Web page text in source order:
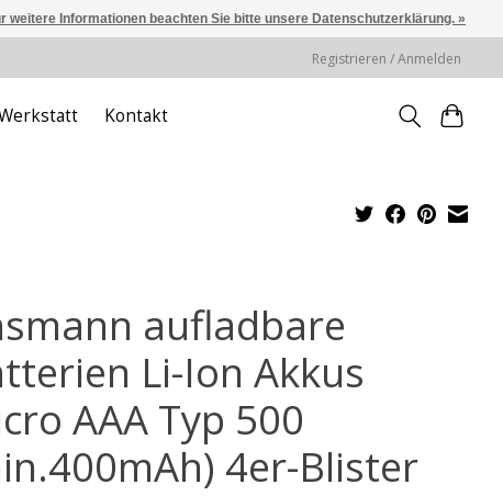
Registrieren / Anmelden
Kontakt
aufladbare
Li-Ion Akkus
AAA Typ 500
4er-Blister
weitere Informationen beachten Sie bitte unsere Datenschutzerklärung. »